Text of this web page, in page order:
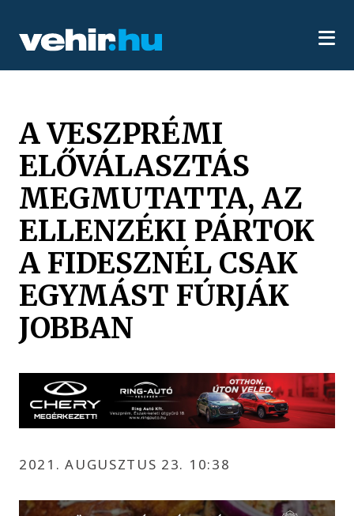
A VESZPRÉMI
ELŐVÁLASZTÁS
MEGMUTATTA, AZ
ELLENZÉKI PÁRTOK
A FIDESZNÉL CSAK
EGYMÁST FÚRJÁK
JOBBAN
2021. AUGUSZTUS 23. 10:38